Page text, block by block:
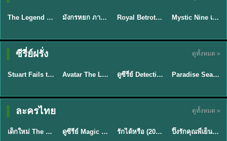
★8.5 The Legend of ShenLi ปฐพีไร้พ่าย (2024) พากย์ไทย ซับไทย EP.1-39 ★8 มังกรหยก ภาคมารบูรพาและพิษประจิม Duel on Mount Hua พากย์ไทย ★9 Royal Betrothal (2026) สัญญาวิวาห์แห่งราชวงศ์ พากย์ไทย ซับไทย EP1-32 ★9 Mystic Nine เก้าสกุล (2026) พากย์ไทย ซับไทย EP.1-30
ซีรี่ย์ฝรั่ง ดูทั้งหมด »
★9.3
พากย์ไทย
Stuart Fails to Save the Universe สจ๊วตล่มแผนกู้จักรวาล (2026) พากย์ไทย ซับไทย EP.1-10 ★7.8 EP.7Avatar The Last Airbender 2 เณรน้อยเจ้าอภินิหาร พากย์ไทย EP.9ดูซีรี่ย์ Detective Hole (2026) พากย์ไทย HD ฟรี อัปเดตล่าสุด Netflix EP.8
พากย์ไทย
Paradise Season 2 (2026) พากย์ไทย EP1-8 ดูซีรี่ย์ฝรั่ง HD ครบทุกตอน
ละครไทย ดูทั้งหมด »
★ 8 EP.6
พากย์ไทย
เด็กใหม่ The Reset 2026 EP1-6 พากย์ไทย ดูซีรี่ย์ Netflix ล่าสุด HD ดูซีรีย์ Magic Move (2026) ทำนายทายรัก Thai EP.1-10 HD รักได้หรือ (2026) YOUNG Let's Begin Again พากย์ไทย EP.1-19 ★8
พากย์ไทย
ปิ๊งรักคุณพี่เย็นชา (2026) Frozen Valentine EP.1-10 (จบ)